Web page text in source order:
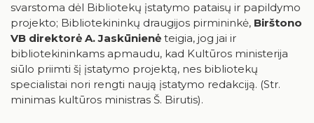
svarstoma dėl Bibliotekų įstatymo pataisų ir papildymo
projekto; Bibliotekininkų draugijos pirmininkė, Birštono
VB direktorė A. Jaskūnienė teigia, jog jai ir
bibliotekininkams apmaudu, kad Kultūros ministerija
siūlo priimti šį įstatymo projektą, nes bibliotekų
specialistai nori rengti naują įstatymo redakciją. (Str.
minimas kultūros ministras Š. Birutis).